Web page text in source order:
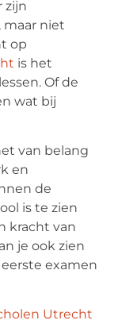
zijn
maar niet
op
is het
Of de
wat bij
van belang
en
de
is te zien
kracht van
je ook zien
examen
Utrecht